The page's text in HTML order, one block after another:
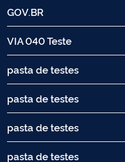
GOV.BR
VIA 040 Teste
pasta de testes
pasta de testes
pasta de testes
pasta de testes